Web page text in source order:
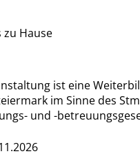
zu Hause
ist eine
im Sinne des
und -